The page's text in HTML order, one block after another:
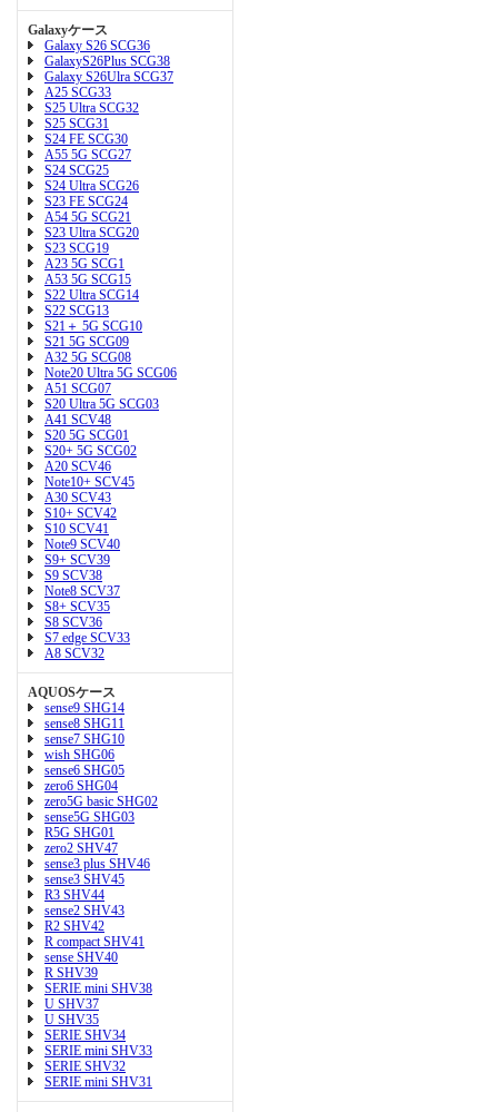
Galaxyケース
Galaxy S26 SCG36
GalaxyS26Plus SCG38
Galaxy S26Ulra SCG37
A25 SCG33
S25 Ultra SCG32
S25 SCG31
S24 FE SCG30
A55 5G SCG27
S24 SCG25
S24 Ultra SCG26
S23 FE SCG24
A54 5G SCG21
S23 Ultra SCG20
S23 SCG19
A23 5G SCG1
A53 5G SCG15
S22 Ultra SCG14
S22 SCG13
S21＋ 5G SCG10
S21 5G SCG09
A32 5G SCG08
Note20 Ultra 5G SCG06
A51 SCG07
S20 Ultra 5G SCG03
A41 SCV48
S20 5G SCG01
S20+ 5G SCG02
A20 SCV46
Note10+ SCV45
A30 SCV43
S10+ SCV42
S10 SCV41
Note9 SCV40
S9+ SCV39
S9 SCV38
Note8 SCV37
S8+ SCV35
S8 SCV36
S7 edge SCV33
A8 SCV32
AQUOSケース
sense9 SHG14
sense8 SHG11
sense7 SHG10
wish SHG06
sense6 SHG05
zero6 SHG04
zero5G basic SHG02
sense5G SHG03
R5G SHG01
zero2 SHV47
sense3 plus SHV46
sense3 SHV45
R3 SHV44
sense2 SHV43
R2 SHV42
R compact SHV41
sense SHV40
R SHV39
SERIE mini SHV38
U SHV37
U SHV35
SERIE SHV34
SERIE mini SHV33
SERIE SHV32
SERIE mini SHV31